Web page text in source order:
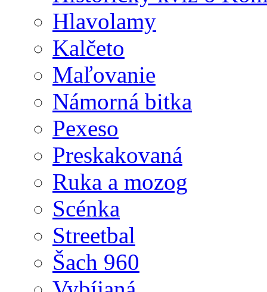
Hlavolamy
Kalčeto
Maľovanie
Námorná bitka
Pexeso
Preskakovaná
Ruka a mozog
Scénka
Streetbal
Šach 960